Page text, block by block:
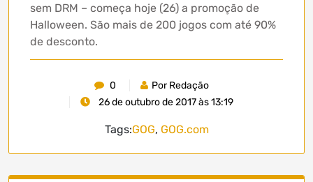
sem DRM – começa hoje (26) a promoção de
Halloween. São mais de 200 jogos com até 90%
de desconto.
0
Por Redação
26 de outubro de 2017 às 13:19
Tags:GOG, GOG.com